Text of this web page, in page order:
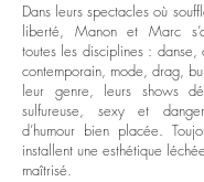
Dans leurs spectacles où
liberté, Manon et Marc
toutes les disciplines : danse,
contemporain, mode, drag,
leur genre, leurs shows
sulfureuse, sexy et
d’humour bien placée.
installent une esthétique
maîtrisé.